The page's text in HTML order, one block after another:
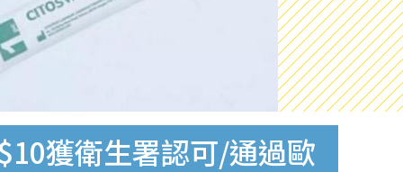
獲衛生署認可/通過歐